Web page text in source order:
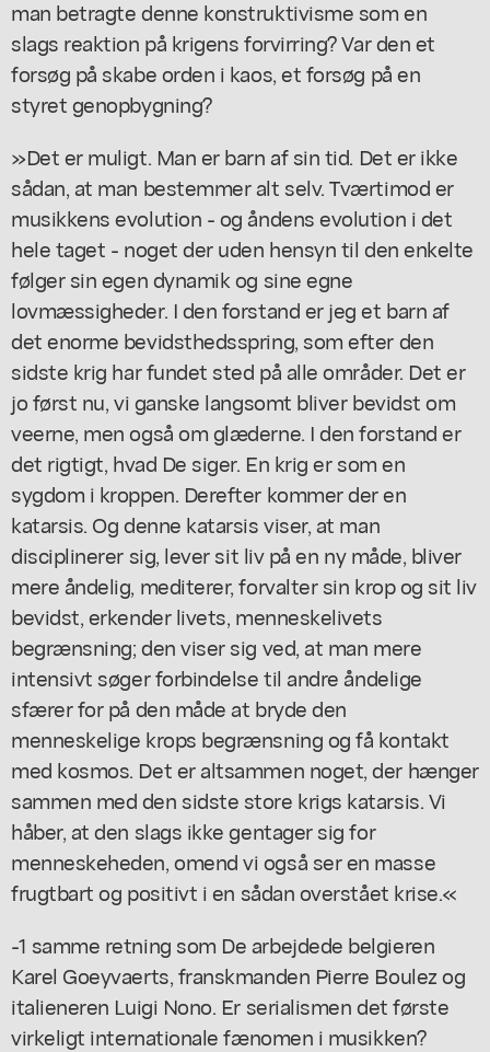
man betragte denne konstruktivisme som en
slags reaktion på krigens forvirring? Var den et
forsøg på skabe orden i kaos, et forsøg på en
styret genopbygning?
»Det er muligt. Man er barn af sin tid. Det er ikke
sådan, at man bestemmer alt selv. Tværtimod er
musikkens evolution - og åndens evolution i det
hele taget - noget der uden hensyn til den enkelte
følger sin egen dynamik og sine egne
lovmæssigheder. I den forstand er jeg et barn af
det enorme bevidsthedsspring, som efter den
sidste krig har fundet sted på alle områder. Det er
jo først nu, vi ganske langsomt bliver bevidst om
veerne, men også om glæderne. I den forstand er
det rigtigt, hvad De siger. En krig er som en
sygdom i kroppen. Derefter kommer der en
katarsis. Og denne katarsis viser, at man
disciplinerer sig, lever sit liv på en ny måde, bliver
mere åndelig, mediterer, forvalter sin krop og sit liv
bevidst, erkender livets, menneskelivets
begrænsning; den viser sig ved, at man mere
intensivt søger forbindelse til andre åndelige
sfærer for på den måde at bryde den
menneskelige krops begrænsning og få kontakt
med kosmos. Det er altsammen noget, der hænger
sammen med den sidste store krigs katarsis. Vi
håber, at den slags ikke gentager sig for
menneskeheden, omend vi også ser en masse
frugtbart og positivt i en sådan overstået krise.«
-1 samme retning som De arbejdede belgieren
Karel Goeyvaerts, franskmanden Pierre Boulez og
italieneren Luigi Nono. Er serialismen det første
virkeligt internationale fænomen i musikken?